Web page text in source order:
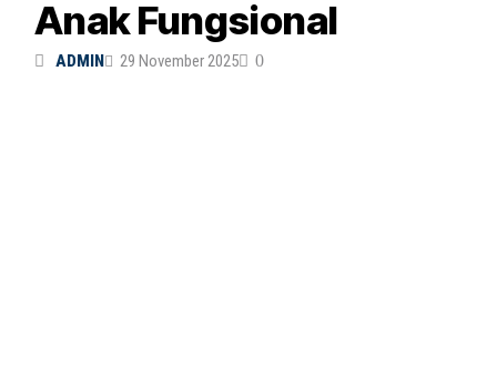
Anak Fungsional
ADMIN 29 November 2025 0